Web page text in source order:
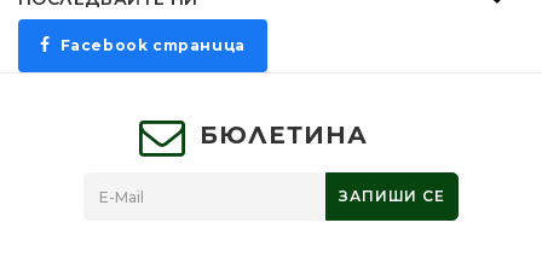
Facebook страница
БЮЛЕТИНА
ЗАПИШИ СЕ